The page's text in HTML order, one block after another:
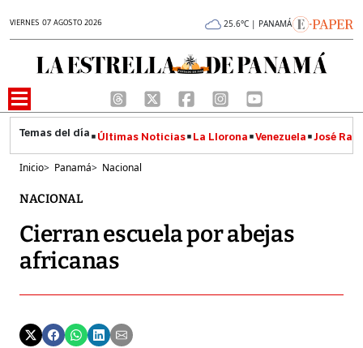
VIERNES 07 AGOSTO 2026 25.6°C | PANAMÁ
Últimas Noticias La Llorona Venezuela José
Inicio> Panamá> Nacional
NACIONAL
Cierran escuela por abejas
africanas